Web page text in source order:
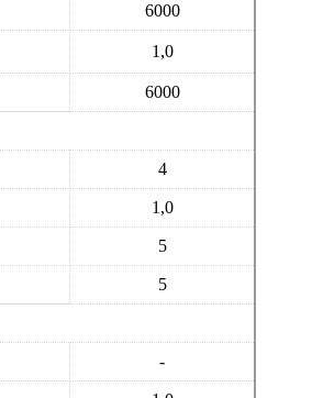
6000
1,0
6000
4
1,0
5
5
-